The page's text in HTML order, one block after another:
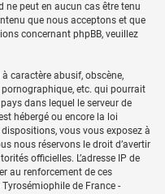
ne peut en aucun cas être tenu
que nous acceptons et que
concernant phpBB, veuillez
caractère abusif, obscène,
etc. qui pourrait
dans lequel le serveur de
hébergé ou encore la loi
vous vous exposez à
nous réservons le droit d’avertir
officielles. L’adresse IP de
au renforcement de ces
de France -